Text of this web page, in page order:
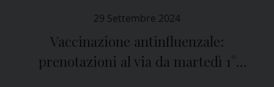
29 Settembre 2024
Vaccinazione antinfluenzale:
prenotazioni al via da martedì 1°